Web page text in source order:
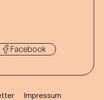
Facebook
Impressum